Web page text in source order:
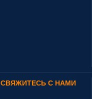
СВЯЖИТЕСЬ С НАМИ